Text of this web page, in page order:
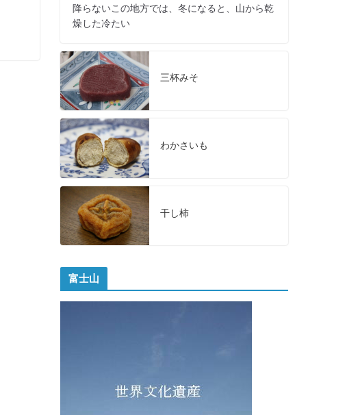
降らないこの地方では、冬になると、山から乾
燥した冷たい
三杯みそ
わかさいも
干し柿
富士山